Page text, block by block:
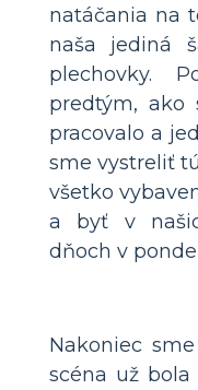
natáčania na
naša jediná
plechovky.
predtým, ako
pracovalo a
sme vystreliť
všetko
a byť v
dňoch v
Nakoniec
scéna už bola